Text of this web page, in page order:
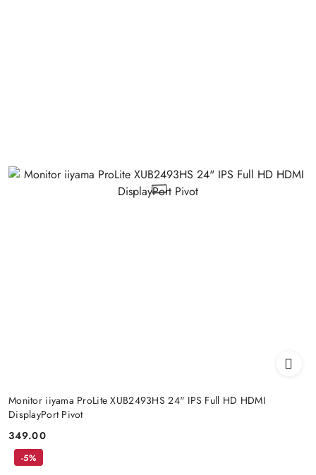
Monitor iiyama ProLite XUB2493HS 24" IPS Full HD HDMI
DisplayPort Pivot
Price:
349.00
-5%